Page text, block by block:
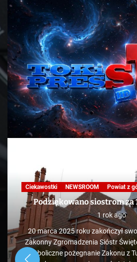
Ciekawostki NEWSROOM Powiat z
Podziękowano siostrom za
1 rok ago
20 marca 2025 roku zakończył
Zakonny Zgromadzenia Sióstr
Symboliczne pożegnanie Zakonu z